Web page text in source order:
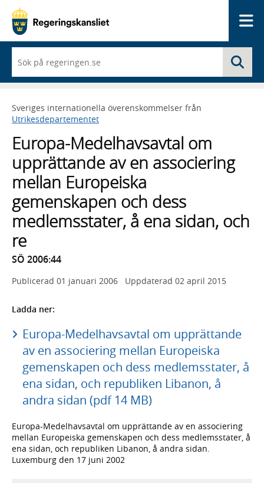
du
börjar
skriva
framträder
en
med
sökförslag
Sveriges internationella överenskommelser från
Utrikesdepartementet
Europa-Medelhavsavtal om
upprättande av en associering
mellan Europeiska
gemenskapen och dess
medlemsstater, å ena sidan, och
re
SÖ 2006:44
Publicerad 01 januari 2006 Uppdaterad 02 april 2015
Ladda ner:
Europa-Medelhavsavtal om upprättande
av en associering mellan Europeiska
gemenskapen och dess medlemsstater, å
ena sidan, och republiken Libanon, å
andra sidan (pdf 14 MB)
Europa-Medelhavsavtal om upprättande av en associering
mellan Europeiska gemenskapen och dess medlemsstater, å
ena sidan, och republiken Libanon, å andra sidan.
Luxemburg den 17 juni 2002